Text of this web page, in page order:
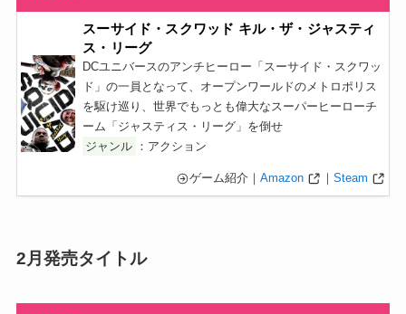
スーサイド・スクワッド キル・ザ・ジャスティ
ス・リーグ
DCユニバースのアンチヒーロー「スーサイド・スクワッ
ド」の一員となって、オープンワールドのメトロポリス
を駆け巡り、世界でもっとも偉大なスーパーヒーローチ
ーム「ジャスティス・リーグ」を倒せ
ジャンル ：アクション
ゲーム紹介｜Amazon ｜ Steam
2月発売タイトル